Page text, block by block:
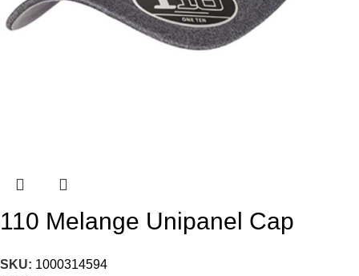
110 Melange Unipanel Cap
SKU: 1000314594